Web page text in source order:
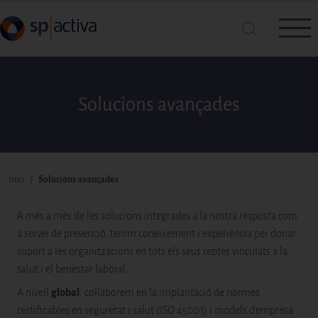
Cerca a SP|Activa
Solucions avançades
Fil d'ariadna
Inici Solucions avançades
A més a més de les solucions integrades a la nostra resposta com
a servei de prevenció, tenim coneixement i experiència per donar
suport a les organitzacions en tots els seus reptes vinculats a la
salut i el benestar laboral.
A nivell global
, col·laborem en la implantació de normes
certificables en seguretat i salut (ISO 45001) i models d'empresa